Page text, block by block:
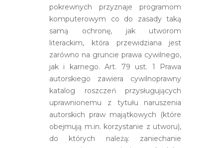
pokrewnych przyznaje programom
komputerowym co do zasady taką
samą ochronę, jak utworom
literackim, która przewidziana jest
zarówno na gruncie prawa cywilnego,
jak i karnego. Art. 79 ust. 1 Prawa
autorskiego zawiera cywilnoprawny
katalog roszczeń przysługujących
uprawnionemu z tytułu naruszenia
autorskich praw majątkowych (które
obejmują m.in. korzystanie z utworu),
do których należą: zaniechanie